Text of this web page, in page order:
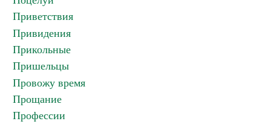
Приветствия
Привидения
Прикольные
Пришельцы
Провожу время
Прощание
Профессии